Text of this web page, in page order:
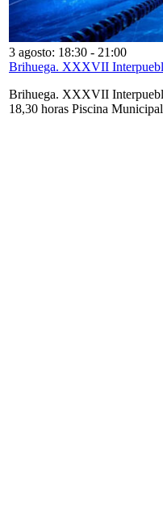
3 agosto: 18:30 - 21:00
Brihuega. XXXVII
Brihuega. XXXVII
18,30 horas Piscina